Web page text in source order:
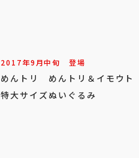
2017年9月中旬 登場
めんトリ めんトリ＆イモウト
特大サイズぬいぐるみ